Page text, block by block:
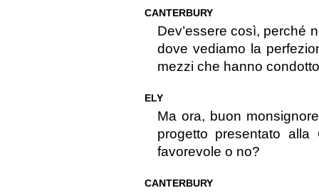
CANTERBURY
Dev’essere così, perché
dove vediamo la
mezzi che hanno
ELY
Ma ora, buon
progetto presentato
favorevole o no?
CANTERBURY